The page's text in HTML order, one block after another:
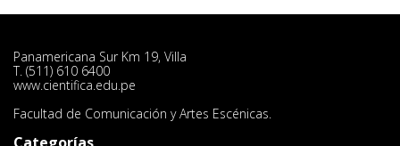
Panamericana Sur Km 19, Villa
T. (511) 610 6400
www.cientifica.edu.pe
Facultad de Comunicación y Artes Escénicas.